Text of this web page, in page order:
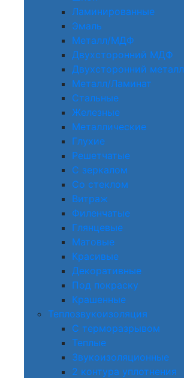
Ламинированные
Эмаль
Металл/МДФ
Двухсторонний МДФ
Двухсторонний металл
Металл/Ламинат
Стальные
Железные
Металлические
Глухие
Решетчатые
С зеркалом
Со стеклом
Витраж
Филенчатые
Глянцевые
Матовые
Красивые
Декоративные
Под покраску
Крашенные
Теплозвукоизоляция
С терморазрывом
Теплые
Звукоизоляционные
2 контура уплотнения